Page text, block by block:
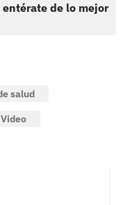
entérate de lo mejor
salud
Video